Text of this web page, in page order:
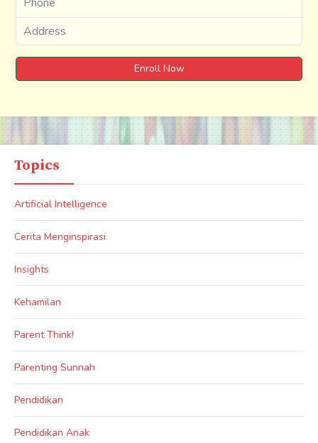
Enroll Now
Topics
Artificial Intelligence
Cerita Menginspirasi
Insights
Kehamilan
Parent Think!
Parenting Sunnah
Pendidikan
Pendidikan Anak